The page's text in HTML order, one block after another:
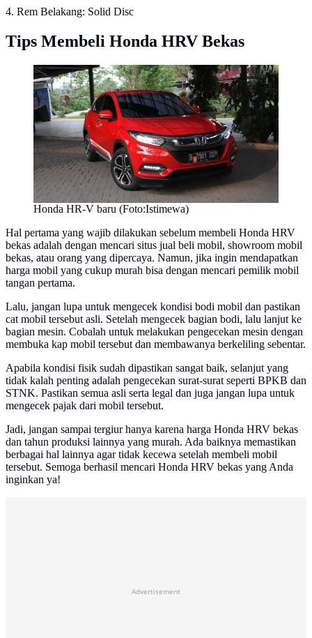
4. Rem Belakang: Solid Disc
Tips Membeli Honda HRV Bekas
Honda HR-V baru (Foto:Istimewa)
Hal pertama yang wajib dilakukan sebelum membeli Honda HRV
bekas adalah dengan mencari situs jual beli mobil, showroom mobil
bekas, atau orang yang dipercaya. Namun, jika ingin mendapatkan
harga mobil yang cukup murah bisa dengan mencari pemilik mobil
tangan pertama.
Lalu, jangan lupa untuk mengecek kondisi bodi mobil dan pastikan
cat mobil tersebut asli. Setelah mengecek bagian bodi, lalu lanjut ke
bagian mesin. Cobalah untuk melakukan pengecekan mesin dengan
membuka kap mobil tersebut dan membawanya berkeliling sebentar.
Apabila kondisi fisik sudah dipastikan sangat baik, selanjut yang
tidak kalah penting adalah pengecekan surat-surat seperti BPKB dan
STNK. Pastikan semua asli serta legal dan juga jangan lupa untuk
mengecek pajak dari mobil tersebut.
Jadi, jangan sampai tergiur hanya karena harga Honda HRV bekas
dan tahun produksi lainnya yang murah. Ada baiknya memastikan
berbagai hal lainnya agar tidak kecewa setelah membeli mobil
tersebut. Semoga berhasil mencari Honda HRV bekas yang Anda
inginkan ya!
Advertisement